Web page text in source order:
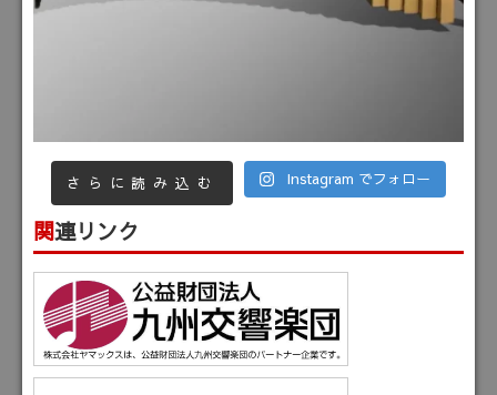
さらに読み込む Instagram でフォロー
関連リンク